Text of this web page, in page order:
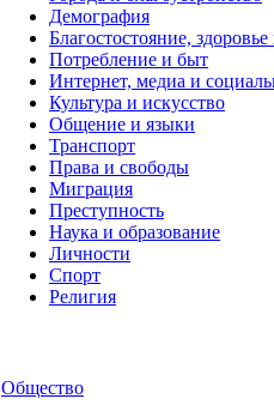
Демография
Благостостояние,
Потребление и быт
Интернет, медиа и
Культура и искусство
Общение и языки
Транспорт
Права и свободы
Миграция
Преступность
Наука и образование
Личности
Спорт
Религия
Общество